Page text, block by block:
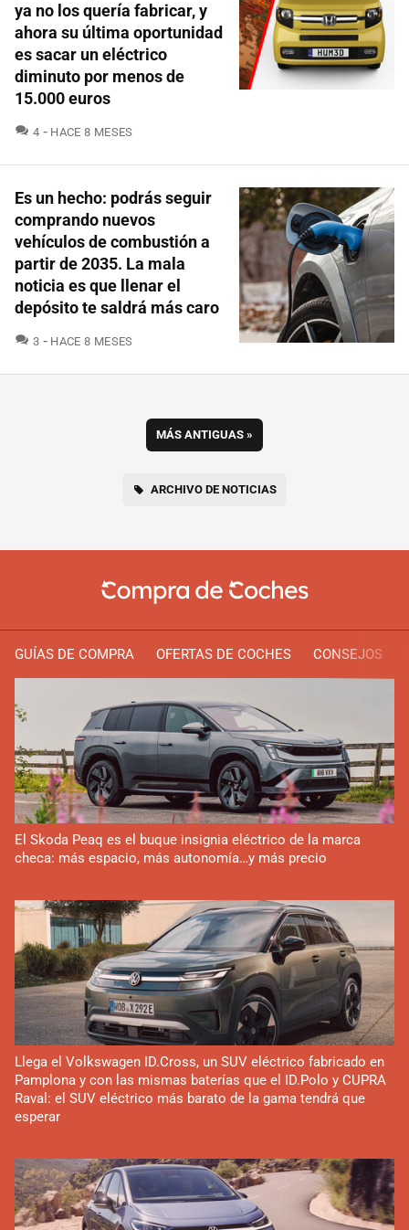
ya no los quería fabricar, y
ahora su última oportunidad
es sacar un eléctrico
diminuto por menos de
15.000 euros
4 COMENTARIOS
HACE 8 MESES
Es un hecho: podrás seguir
comprando nuevos
vehículos de combustión a
partir de 2035. La mala
noticia es que llenar el
depósito te saldrá más caro
3 COMENTARIOS
HACE 8 MESES
MÁS ANTIGUAS »
ARCHIVO DE NOTICIAS
GUÍAS DE COMPRA OFERTAS DE COCHES CONSEJOS
El Skoda Peaq es el buque insignia eléctrico de la marca
checa: más espacio, más autonomía…y más precio
Llega el Volkswagen ID.Cross, un SUV eléctrico fabricado en
Pamplona y con las mismas baterías que el ID.Polo y CUPRA
Raval: el SUV eléctrico más barato de la gama tendrá que
esperar